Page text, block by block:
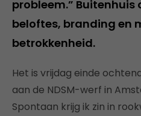
probleem.”
beloftes, branding en
betrokkenheid.
Het is vrijdag einde
aan de NDSM-werf in
Spontaan krijg ik zin in